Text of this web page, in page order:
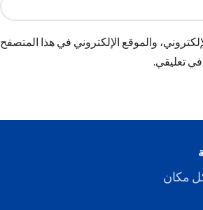
والموقع الإلكتروني في هذا المتصفح
في تعليقي.
مكان